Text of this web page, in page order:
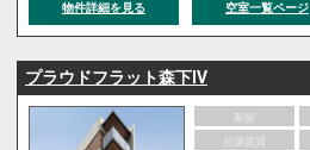
物件詳細を見る 空室一覧ページ
プラウドフラット森下Ⅳ
新築
分譲賃貸